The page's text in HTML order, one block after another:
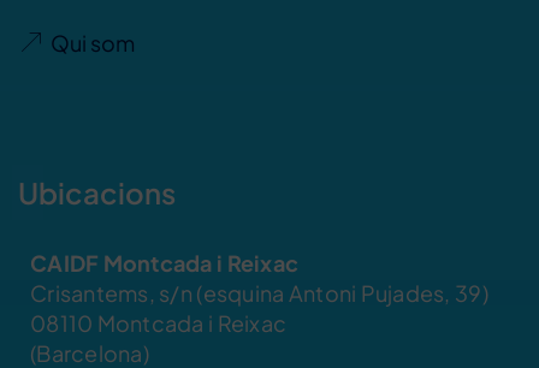
Qui som
Ubicacions
CAIDF Montcada i Reixac
Crisantems, s/n (esquina Antoni Pujades, 39)
08110 Montcada i Reixac
(Barcelona)